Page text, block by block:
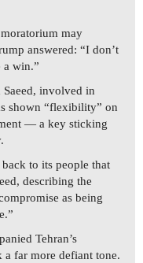
may
answered: “I don’t
a win.”
involved in
shown “flexibility” on
— a key sticking
to its people that
describing the
as being
Tehran’s
a far more defiant tone.